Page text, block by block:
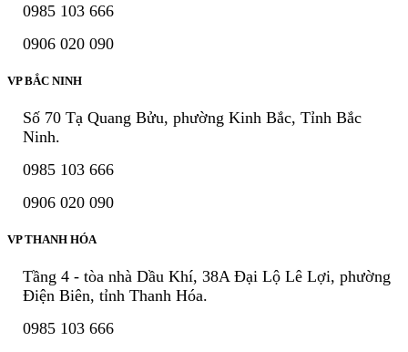
0985 103 666
0906 020 090
VP BẮC NINH
Số 70 Tạ Quang Bửu, phường Kinh Bắc, Tỉnh Bắc
Ninh.
0985 103 666
0906 020 090
VP THANH HÓA
Tầng 4 - tòa nhà Dầu Khí, 38A Đại Lộ Lê Lợi, phường
Điện Biên, tỉnh Thanh Hóa.
0985 103 666